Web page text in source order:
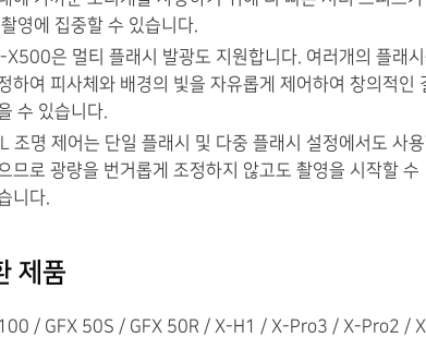
영에 집중할 수 있습니다.
X500은 멀티 플래시 발광도 지원합니다. 여러개의 플래
하여 피사체와 배경의 빛을 자유롭게 제어하여 창의적인
수 있습니다.
조명 제어는 단일 플래시 및 다중 플래시 설정에서도 사
므로 광량을 번거롭게 조정하지 않고도 촬영을 시작할 수
니다.
제품
/ GFX 50S / GFX 50R / X-H1 / X-Pro3 / X-Pro2 /